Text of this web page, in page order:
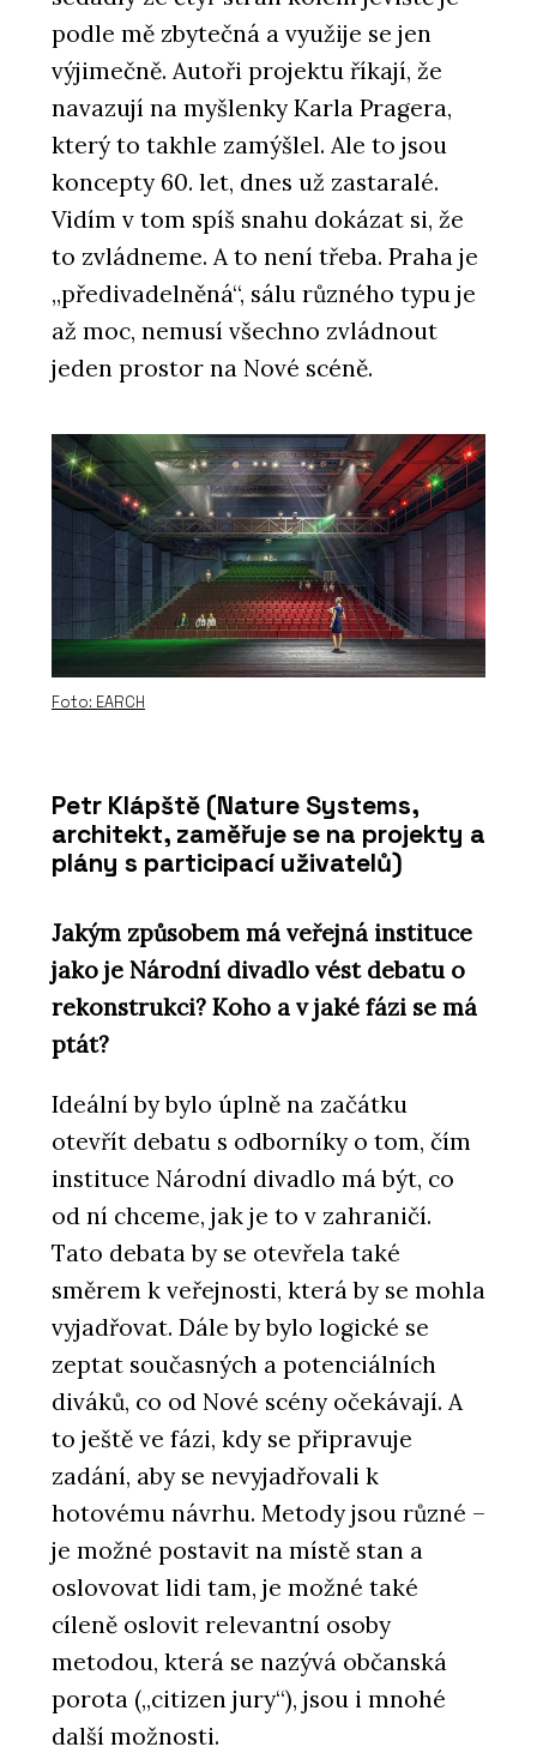
podle mě zbytečná a využije se jen
výjimečně. Autoři projektu říkají, že
navazují na myšlenky Karla Pragera,
který to takhle zamýšlel. Ale to jsou
koncepty 60. let, dnes už zastaralé.
Vidím v tom spíš snahu dokázat si, že
to zvládneme. A to není třeba. Praha je
„předivadelněná“, sálu různého typu je
až moc, nemusí všechno zvládnout
jeden prostor na Nové scéně.
Foto: EARCH
Petr Klápště (Nature Systems,
architekt, zaměřuje se na projekty a
plány s participací uživatelů)
Jakým způsobem má veřejná instituce
jako je Národní divadlo vést debatu o
rekonstrukci? Koho a v jaké fázi se má
ptát?
Ideální by bylo úplně na začátku
otevřít debatu s odborníky o tom, čím
instituce Národní divadlo má být, co
od ní chceme, jak je to v zahraničí.
Tato debata by se otevřela také
směrem k veřejnosti, která by se mohla
vyjadřovat. Dále by bylo logické se
zeptat současných a potenciálních
diváků, co od Nové scény očekávají. A
to ještě ve fázi, kdy se připravuje
zadání, aby se nevyjadřovali k
hotovému návrhu. Metody jsou různé –
je možné postavit na místě stan a
oslovovat lidi tam, je možné také
cíleně oslovit relevantní osoby
metodou, která se nazývá občanská
porota („citizen jury“), jsou i mnohé
další možnosti.